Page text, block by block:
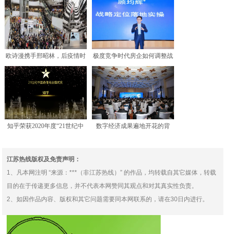
欧诗漫携手邢昭林，后疫情时
期强势助力渠道共振
极度竞争时代房企如何调整战
略？定位专家顾均辉受邀
知乎荣获2020年度“21世纪中
数字经济成果遍地开花的背
江苏热线版权及免责声明：
1、凡本网注明 “来源：***（非江苏热线）” 的作品，均转载自其它媒体，转载
目的在于传递更多信息，并不代表本网赞同其观点和对其真实性负责。
2、如因作品内容、版权和其它问题需要同本网联系的，请在30日内进行。